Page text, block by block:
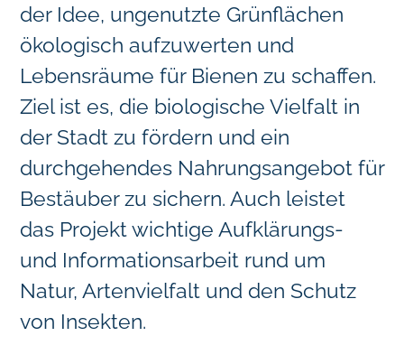
der Idee, ungenutzte Grünflächen
ökologisch aufzuwerten und
Lebensräume für Bienen zu schaffen.
Ziel ist es, die biologische Vielfalt in
der Stadt zu fördern und ein
durchgehendes Nahrungsangebot für
Bestäuber zu sichern. Auch leistet
das Projekt wichtige Aufklärungs-
und Informationsarbeit rund um
Natur, Artenvielfalt und den Schutz
von Insekten.